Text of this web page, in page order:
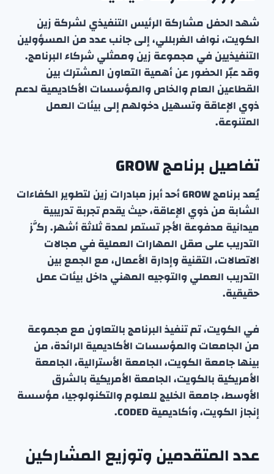
شهد الحفل مشاركة الرئيس التنفيذي لشركة زين
الكويت، نواف الغربللي، إلى جانب عدد من المسؤولين
التنفيذيين في مجموعة زين وممثلي شركاء البرنامج.
وقد عبّر الحضور عن أهمية التعاون المشترك بين
القطاعين العام والخاص والمؤسسات الأكاديمية لدعم
ذوي الإعاقة وتسهيل دخولهم إلى بيئات العمل
المتنوعة.
تفاصيل برنامج GROW
يُعد برنامج GROW أحد أبرز مبادرات زين لتطوير الكفاءات
الشابة من ذوي الإعاقة، حيث يقدم تجربة تدريبية
ميدانية مدفوعة الأجر تستمر لمدة ثلاثة أشهر. ركَّز
التدريب على صقل المهارات العملية في مجالات
الاتصالات، التقنية وإدارة الأعمال، مع الجمع بين
التدريب العملي والتوجيه المهني داخل بيئات عمل
حقيقية.
في الكويت، تم تنفيذ البرنامج بالتعاون مع مجموعة
من الجامعات والمؤسسات الأكاديمية الرائدة، من
بينها جامعة الكويت، الجامعة الأسترالية، الجامعة
الأمريكية بالكويت، الجامعة الأمريكية بالشرق
الأوسط، جامعة الخليج للعلوم والتكنولوجيا، مؤسسة
إنجاز الكويت، وأكاديمية CODED.
عدد المتقدمين وتوزيع المشاركين